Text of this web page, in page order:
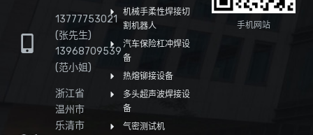
13777753021
(张先生)
13968709539
(范小姐)
浙江省
温州市
乐清市
机械手柔性焊接切
割机器人
汽车保险杠冲焊设
备
热熔铆接设备
多头超声波焊接设
备
气密测试机
手机网站